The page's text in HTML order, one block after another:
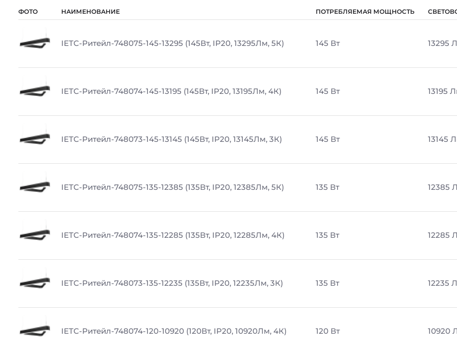
ФОТО НАИМЕНОВАНИЕ ПОТРЕБЛЯЕМАЯ МОЩНОСТЬ
IETC-Ритейл-748075-145-13295 (145Вт, IP20, 13295Лм, 5К) 145 Вт 13295
IETC-Ритейл-748074-145-13195 (145Вт, IP20, 13195Лм, 4К) 145 Вт 13195
IETC-Ритейл-748073-145-13145 (145Вт, IP20, 13145Лм, 3К) 145 Вт 13145
IETC-Ритейл-748075-135-12385 (135Вт, IP20, 12385Лм, 5К) 135 Вт 12385
IETC-Ритейл-748074-135-12285 (135Вт, IP20, 12285Лм, 4К) 135 Вт 12285
IETC-Ритейл-748073-135-12235 (135Вт, IP20, 12235Лм, 3К) 135 Вт 12235
IETC-Ритейл-748074-120-10920 (120Вт, IP20, 10920Лм, 4К) 120 Вт 10920